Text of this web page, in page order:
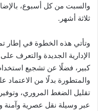
والسبت من كل أسبوع،
ثلاثة أشهر.
وتأتي هذه الخطوة في إطار
الإدارية الجديدة والتعرف
كبير، فضلًا عن تشجيع
والمتطورة بدلًا من
تقليل الضغط المروري،
عبر وسيلة نقل عصرية وآمنة